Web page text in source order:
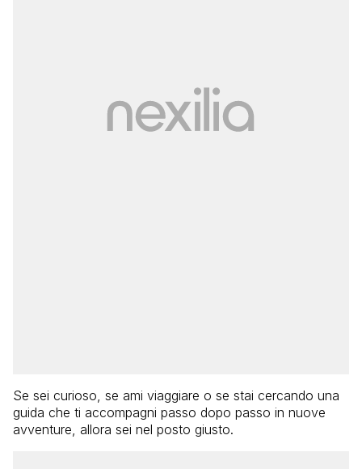
Se sei curioso, se ami viaggiare o se stai cercando una
guida che ti accompagni passo dopo passo in nuove
avventure, allora sei nel posto giusto.